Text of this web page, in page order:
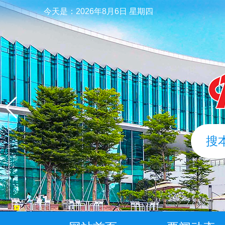
今天是：2026年8月6日 星期四
搜